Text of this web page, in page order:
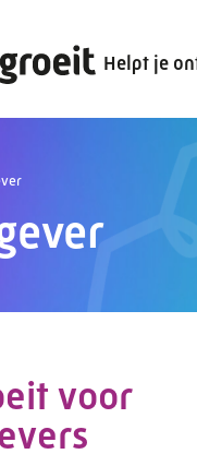
Helpt je
voor